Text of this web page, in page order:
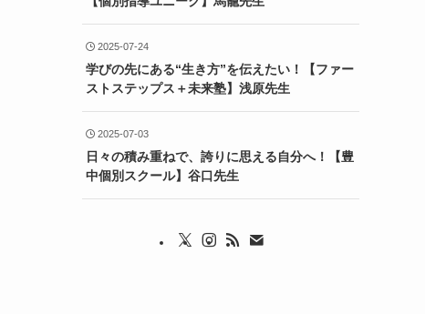
2025-07-24
学びの先にある“生き方”を伝えたい！【ファー
ストステップス＋未来塾】浅原先生
2025-07-03
日々の積み重ねで、誇りに思える自分へ！【豊
中個別スクール】谷口先生